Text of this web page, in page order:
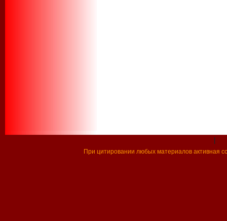
При цитировании любых материалов активная